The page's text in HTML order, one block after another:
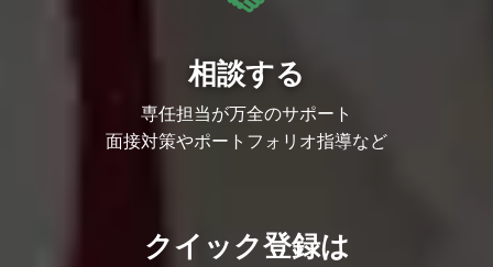
相談する
専任担当が万全のサポート
面接対策やポートフォリオ指導など
クイック登録は